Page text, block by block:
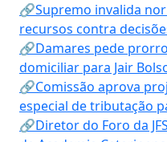
🔗Supremo invalida
recursos contra
🔗Damares pede
domiciliar para Jair
🔗Comissão aprova
especial de tributação
🔗Diretor do Foro da